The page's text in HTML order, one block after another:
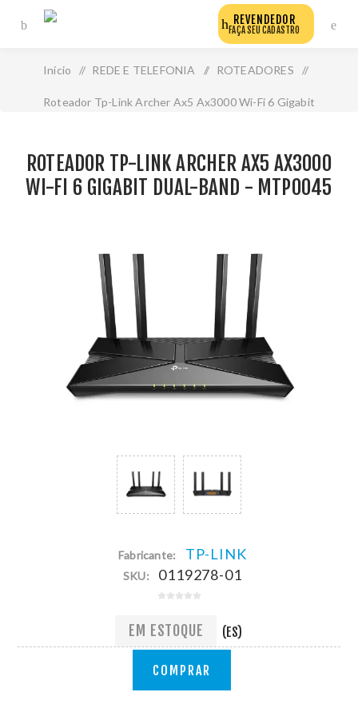
REVENDEDOR
FAÇA SEU CADASTRO
Início / REDE E TELEFONIA / ROTEADORES /
Roteador Tp-Link Archer Ax5 Ax3000 Wi-Fi 6 Gigabit
ROTEADOR TP-LINK ARCHER AX5 AX3000
WI-FI 6 GIGABIT DUAL-BAND - MTP0045
Fabricante: TP-LINK
SKU: 0119278-01
EM ESTOQUE (ES)
COMPRAR